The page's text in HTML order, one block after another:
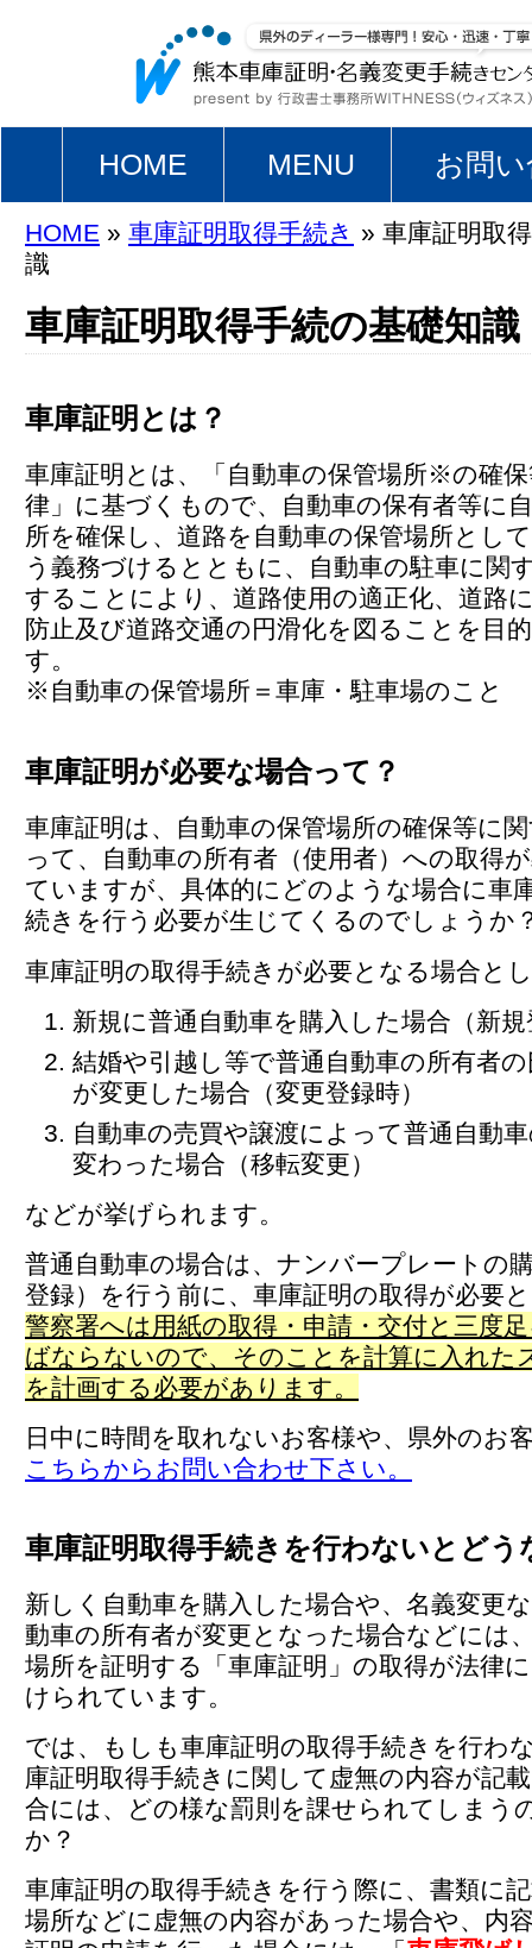
HOME MENU お問
HOME » 車庫証明取得手続き » 車庫証明取
識
車庫証明取得手続の基礎知識
車庫証明とは？
車庫証明とは、「自動車の保管場所※の確
律」に基づくもので、自動車の保有者等に
所を確保し、道路を自動車の保管場所とし
う義務づけるとともに、自動車の駐車に関
することにより、道路使用の適正化、道路
防止及び道路交通の円滑化を図ることを目
す。
※自動車の保管場所＝車庫・駐車場のこと
車庫証明が必要な場合って？
車庫証明は、自動車の保管場所の確保等に
って、自動車の所有者（使用者）への取得
ていますが、具体的にどのような場合に車
続きを行う必要が生じてくるのでしょうか
車庫証明の取得手続きが必要となる場合と
新規に普通自動車を購入した場合（新
結婚や引越し等で普通自動車の所有者
が変更した場合（変更登録時）
自動車の売買や譲渡によって普通自動
変わった場合（移転変更）
などが挙げられます。
普通自動車の場合は、ナンバープレートの
登録）を行う前に、車庫証明の取得が必要
警察署へは用紙の取得・申請・交付と三度
ばならないので、そのことを計算に入れた
を計画する必要があります。
日中に時間を取れないお客様や、県外のお
こちらからお問い合わせ下さい。
車庫証明取得手続きを行わないとどう
新しく自動車を購入した場合や、名義変更
動車の所有者が変更となった場合などには
場所を証明する「車庫証明」の取得が法律
けられています。
では、もしも車庫証明の取得手続きを行わ
庫証明取得手続きに関して虚無の内容が記
合には、どの様な罰則を課せられてしまう
か？
車庫証明の取得手続きを行う際に、書類に
場所などに虚無の内容があった場合や、内